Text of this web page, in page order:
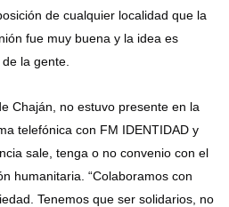
de cualquier localidad que la
fue muy buena y la idea es
la gente.
Chaján, no estuvo presente en la
telefónica con FM IDENTIDAD y
sale, tenga o no convenio con el
humanitaria. “Colaboramos con
Tenemos que ser solidarios, no